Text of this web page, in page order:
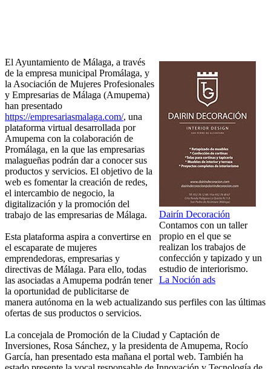
Dairín Decoración
Contamos con un taller
propio en el que se
realizan los trabajos de
confección y tapizado y un
estudio de interiorismo.
La Noción ads
El Ayuntamiento de Málaga, a través
de la empresa municipal Promálaga, y
la Asociación de Mujeres Profesionales
y Empresarias de Málaga (Amupema)
han presentado
https://empresariasmalaga.com/, una
plataforma virtual desarrollada por
Amupema con la colaboración de
Promálaga, en la que las empresarias
malagueñas podrán dar a conocer sus
productos y servicios. El objetivo de la
web es fomentar la creación de redes,
el intercambio de negocio, la
digitalización y la promoción del
trabajo de las empresarias de Málaga.
Esta plataforma aspira a convertirse en
el escaparate de mujeres
emprendedoras, empresarias y
directivas de Málaga. Para ello, todas
las asociadas a Amupema podrán tener
la oportunidad de publicitarse de
manera autónoma en la web actualizando sus perfiles con las últimas
ofertas de sus productos o servicios.
La concejala de Promoción de la Ciudad y Captación de
Inversiones, Rosa Sánchez, y la presidenta de Amupema, Rocío
García, han presentado esta mañana el portal web. También ha